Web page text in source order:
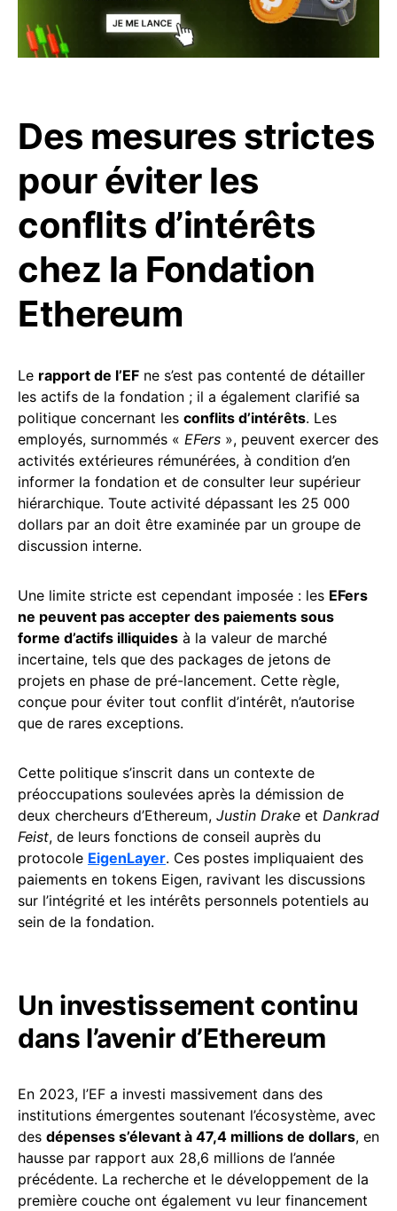
Des mesures strictes
pour éviter les
conflits d’intérêts
chez la Fondation
Ethereum
Le rapport de l’EF ne s’est pas contenté de détailler
les actifs de la fondation ; il a également clarifié sa
politique concernant les conflits d’intérêts. Les
employés, surnommés « EFers », peuvent exercer des
activités extérieures rémunérées, à condition d’en
informer la fondation et de consulter leur supérieur
hiérarchique. Toute activité dépassant les 25 000
dollars par an doit être examinée par un groupe de
discussion interne.
Une limite stricte est cependant imposée : les EFers
ne peuvent pas accepter des paiements sous
forme d’actifs illiquides à la valeur de marché
incertaine, tels que des packages de jetons de
projets en phase de pré-lancement. Cette règle,
conçue pour éviter tout conflit d’intérêt, n’autorise
que de rares exceptions.
Cette politique s’inscrit dans un contexte de
préoccupations soulevées après la démission de
deux chercheurs d’Ethereum, Justin Drake et Dankrad
Feist, de leurs fonctions de conseil auprès du
protocole EigenLayer. Ces postes impliquaient des
paiements en tokens Eigen, ravivant les discussions
sur l’intégrité et les intérêts personnels potentiels au
sein de la fondation.
Un investissement continu
dans l’avenir d’Ethereum
En 2023, l’EF a investi massivement dans des
institutions émergentes soutenant l’écosystème, avec
des dépenses s’élevant à 47,4 millions de dollars, en
hausse par rapport aux 28,6 millions de l’année
précédente. La recherche et le développement de la
première couche ont également vu leur financement